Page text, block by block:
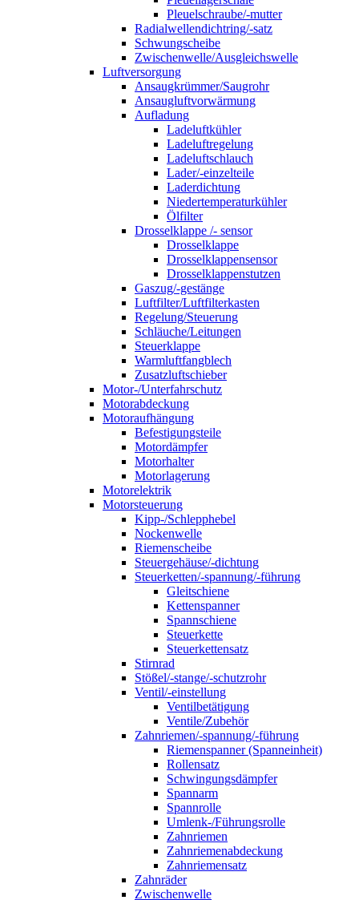
Pleuelschraube/-mutter
Radialwellendichtring/-satz
Schwungscheibe
Zwischenwelle/Ausgleichswelle
Luftversorgung
Ansaugkrümmer/Saugrohr
Ansaugluftvorwärmung
Aufladung
Ladeluftkühler
Ladeluftregelung
Ladeluftschlauch
Lader/-einzelteile
Laderdichtung
Niedertemperaturkühler
Ölfilter
Drosselklappe /- sensor
Drosselklappe
Drosselklappensensor
Drosselklappenstutzen
Gaszug/-gestänge
Luftfilter/Luftfilterkasten
Regelung/Steuerung
Schläuche/Leitungen
Steuerklappe
Warmluftfangblech
Zusatzluftschieber
Motor-/Unterfahrschutz
Motorabdeckung
Motoraufhängung
Befestigungsteile
Motordämpfer
Motorhalter
Motorlagerung
Motorelektrik
Motorsteuerung
Kipp-/Schlepphebel
Nockenwelle
Riemenscheibe
Steuergehäuse/-dichtung
Steuerketten/-spannung/-führung
Gleitschiene
Kettenspanner
Spannschiene
Steuerkette
Steuerkettensatz
Stirnrad
Stößel/-stange/-schutzrohr
Ventil/-einstellung
Ventilbetätigung
Ventile/Zubehör
Zahnriemen/-spannung/-führung
Riemenspanner (Spanneinheit)
Rollensatz
Schwingungsdämpfer
Spannarm
Spannrolle
Umlenk-/Führungsrolle
Zahnriemen
Zahnriemenabdeckung
Zahnriemensatz
Zahnräder
Zwischenwelle